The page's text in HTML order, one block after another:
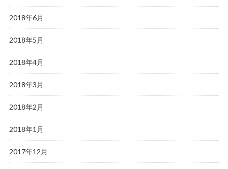
2018年6月
2018年5月
2018年4月
2018年3月
2018年2月
2018年1月
2017年12月